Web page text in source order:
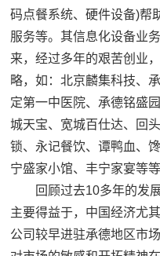
码点餐系统、硬件设备)帮
服务等。其信息化设备业
来，经过多年的艰苦创业
略，如：北京麟集科技、
定第一中医院、承德铭盛
城天宝、宽城百仕达、回
锁、永记餐饮、谭鸭血、
宁盛家小馆、丰宁家宴等
回顾过去10多年的发展
主要得益于，中国经济尤
公司较早进驻承德地区市